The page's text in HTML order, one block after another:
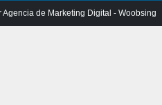
Agencia de Marketing Digital - Woobsing